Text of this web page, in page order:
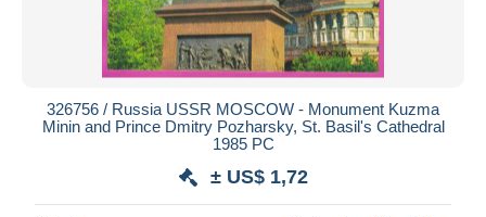
326756 / Russia USSR MOSCOW - Monument Kuzma
Minin and Prince Dmitry Pozharsky, St. Basil's Cathedral
1985 PC
± US$ 1,72